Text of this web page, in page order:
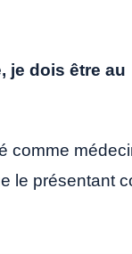
je dois être au
comme
le présentant